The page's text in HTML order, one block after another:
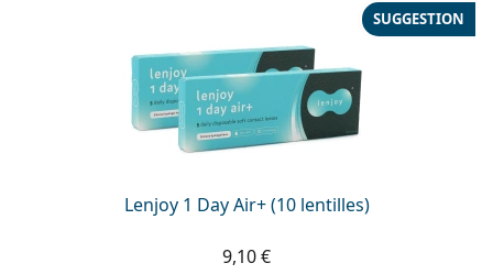
Lenjoy 1 Day Air+ (10 lentilles)
SUGGESTION
9,10 €